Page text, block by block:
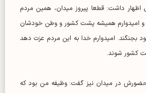
اظهار داشت:‌ قطعا پیروز میدان، همین مردم
و امیدوارم همیشه پشت کشور و وطن خودشان
بجنگند. امیدوارم خدا به این مردم عزت دهد
کشور شوند.
حضورش در میدان نیز گفت: وظیفه من بود که